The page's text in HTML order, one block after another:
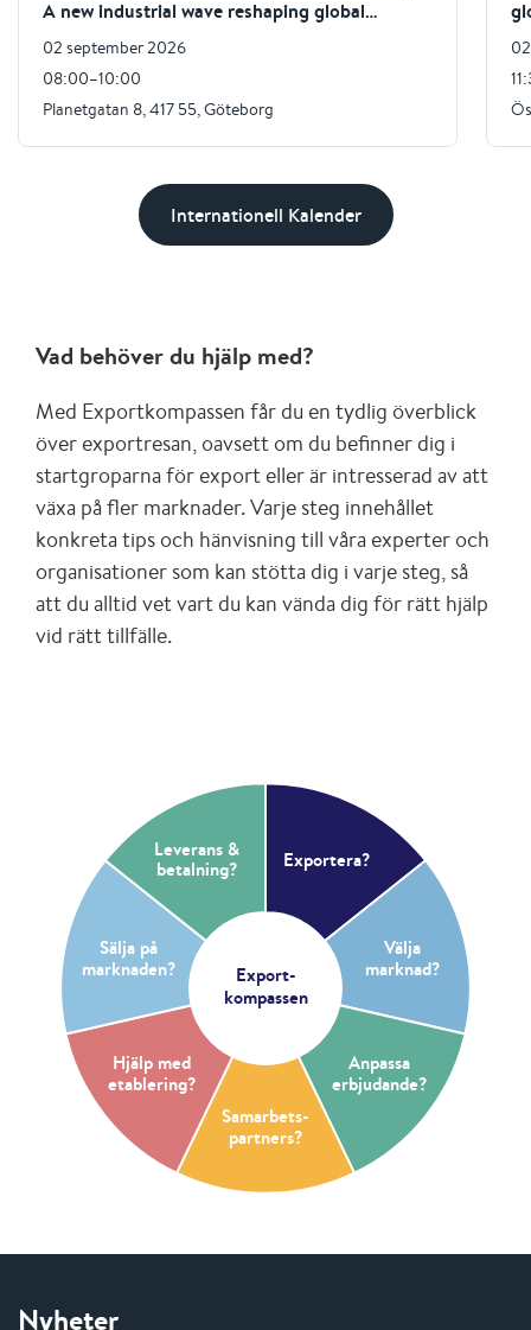
A new industrial wave reshaping global
partnerships
02 september 2026
08:00–10:00
Planetgatan 8, 417 55, Göteborg
Internationell Kalender
Vad behöver du hjälp med?
Med Exportkompassen får du en tydlig överblick
över exportresan, oavsett om du befinner dig i
startgroparna för export eller är intresserad av att
växa på fler marknader. Varje steg innehållet
konkreta tips och hänvisning till våra experter och
organisationer som kan stötta dig i varje steg, så
att du alltid vet vart du kan vända dig för rätt hjälp
vid rätt tillfälle.
Exportera?
Välja
marknad?
Anpassa
erbjudande?
Samarbets-
partners?
Hjälp med
etablering?
Sälja på
marknaden?
Leverans &
betalning?
Export-
kompassen
Nyheter